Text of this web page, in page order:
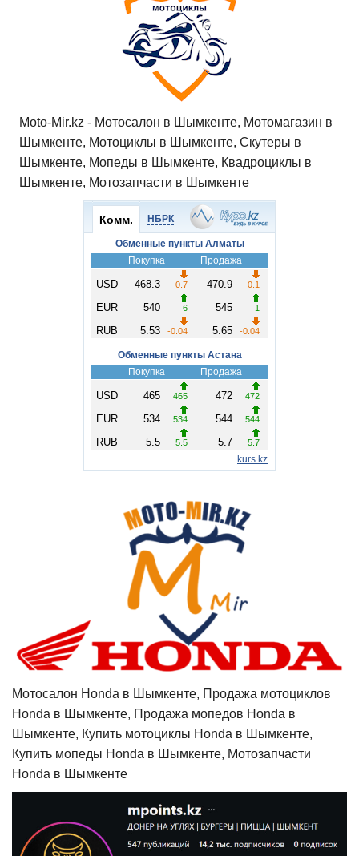
Moto-Mir.kz - Мотосалон в Шымкенте, Мотомагазин в
Шымкенте, Мотоциклы в Шымкенте, Скутеры в
Шымкенте, Мопеды в Шымкенте, Квадроциклы в
Шымкенте, Мотозапчасти в Шымкенте
Мотосалон Honda в Шымкенте, Продажа мотоциклов
Honda в Шымкенте, Продажа мопедов Honda в
Шымкенте, Купить мотоциклы Honda в Шымкенте,
Купить мопеды Honda в Шымкенте, Мотозапчасти
Honda в Шымкенте